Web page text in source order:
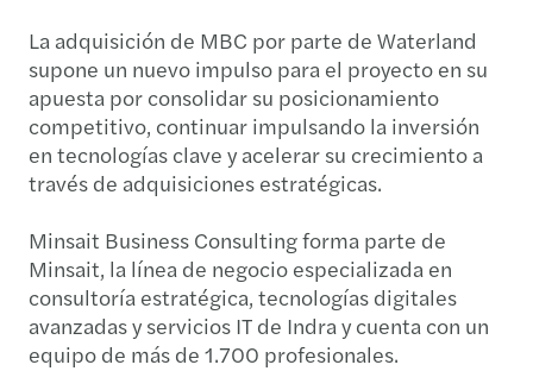
La adquisición de MBC por parte de Waterland
supone un nuevo impulso para el proyecto en su
apuesta por consolidar su posicionamiento
competitivo, continuar impulsando la inversión
en tecnologías clave y acelerar su crecimiento a
través de adquisiciones estratégicas.
Minsait Business Consulting forma parte de
Minsait, la línea de negocio especializada en
consultoría estratégica, tecnologías digitales
avanzadas y servicios IT de Indra y cuenta con un
equipo de más de 1.700 profesionales.